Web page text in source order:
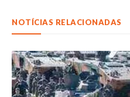
NOTÍCIAS RELACIONADAS